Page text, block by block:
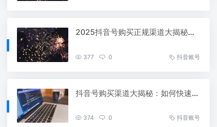
2025抖音号购买正规渠道大揭秘，安全又靠谱！
377 0 抖音账号
抖音号购买渠道大揭秘：如何快速找到靠谱的资源
374 0 抖音账号